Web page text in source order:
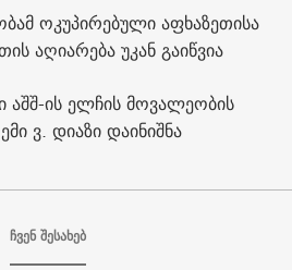
ოკუპირებული აფხაზეთისა
აღიარება უკან გაიწვია
ის ელჩის მოვალეობის
ვ. დიაზი დაინიშნა
ჩვენ შესახებ